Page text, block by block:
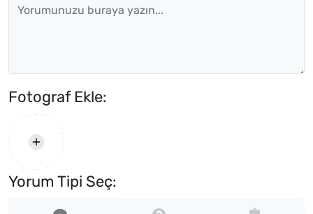
Fotograf Ekle:
Yorum Tipi Seç: